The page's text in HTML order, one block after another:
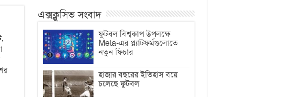
এক্সক্লুসিভ সংবাদ
ফুটবল বিশ্বকাপ উপলক্ষে
Meta-এর প্ল্যাটফর্মগুলোতে
নতুন ফিচার
হাজার বছরের ইতিহাস বয়ে
চলেছে ফুটবল